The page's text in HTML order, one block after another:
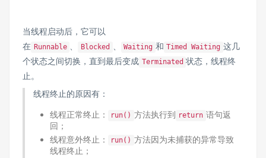
当线程启动后，它可以
在 Runnable Blocked Waiting 和 Timed Waiting 这几
个状态之间切换，直到最后变成 Terminated 状态，线程终
止。
线程终止的原因有：
线程正常终止： run() 方法执行到 return 语句返
回；
线程意外终止：
run() 方法因为未捕获的异常导致
线程终止；